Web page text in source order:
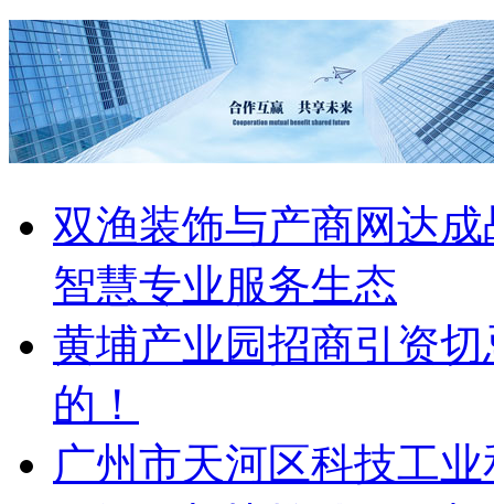
双渔装饰与产商网达
智慧专业服务生态
黄埔产业园招商引资
的！
广州市天河区科技工